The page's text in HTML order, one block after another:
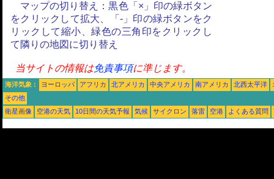
マップの切り替え：黒色「×」印の緑ボタン
をクリックして拡大、「-」印の緑ボタンをク
リックして縮小、緑色の三角印をクリックし
て隣りの地図に切り替え
当サイトの情報は免責事項に準じます。
海洋気象 : ヨーロッパ アフリカ 北アメリカ 中央アメリカ 南アメリカ 北西太平洋
その他
衛星画像
空港の天気 10日間の天気予報 気候 サイクロン 落雷 空港 よくある質問